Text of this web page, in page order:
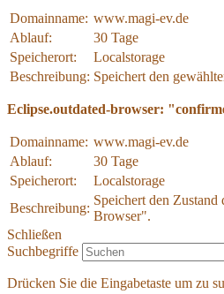
Domainname: www.magi-ev.de
Ablauf:
30 Tage
Speicherort:
Localstorage
Beschreibung: Speichert den
Eclipse.outdated-browser:
Domainname: www.magi-ev.de
Ablauf:
30 Tage
Speicherort:
Localstorage
Beschreibung:
Speichert den
Browser".
Schließen
Suchbegriffe
Drücken Sie die Eingabetaste um zu